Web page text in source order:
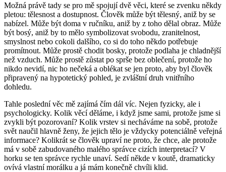
Možná právě tady se pro mě spojují dvě věci, které se zvenku někdy
pletou: tělesnost a dostupnost. Člověk může být tělesný, aniž by se
nabízel. Může být doma v ručníku, aniž by z toho dělal obraz. Může
být bosý, aniž by to mělo symbolizovat svobodu, zranitelnost,
smyslnost nebo cokoli dalšího, co si do toho někdo potřebuje
promítnout. Může prostě chodit bosky, protože podlaha je chladnější
než vzduch. Může prostě zůstat po sprše bez oblečení, protože ho
nikdo nevidí, nic ho nečeká a oblékat se jen proto, aby byl člověk
připravený na hypotetický pohled, je zvláštní druh vnitřního
dohledu.
Tahle poslední věc mě zajímá čím dál víc. Nejen fyzicky, ale i
psychologicky. Kolik věcí děláme, i když jsme sami, protože jsme si
zvykli být pozorovaní? Kolik vrstev si necháváme na sobě, protože
svět naučil hlavně ženy, že jejich tělo je vždycky potenciálně veřejná
informace? Kolikrát se člověk upraví ne proto, že chce, ale protože
má v sobě zabudovaného malého správce cizích interpretací? V
horku se ten správce rychle unaví. Sedí někde v koutě, dramaticky
ovívá vlastní morálku a já mám konečně chvíli klid.